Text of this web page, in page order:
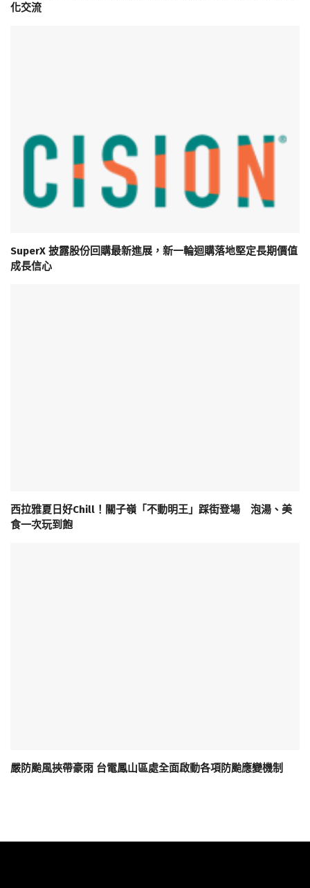
化交流
SuperX 披露股份回購最新進展，新一輪迴購落地堅定長期價值
成長信心
西拉雅夏日好Chill！關子嶺「不動明王」踩街登場 泡湯、美
食一次玩到飽
嚴防颱風挾帶豪雨 台電鳳山區處全面啟動各項防颱應變機制